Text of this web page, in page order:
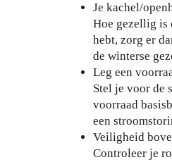
Je kachel/
Hoe gezellig is
hebt, zorg er
de winterse
Leg een
Stel je voor de
voorraad
een
Veiligheid
Controleer je